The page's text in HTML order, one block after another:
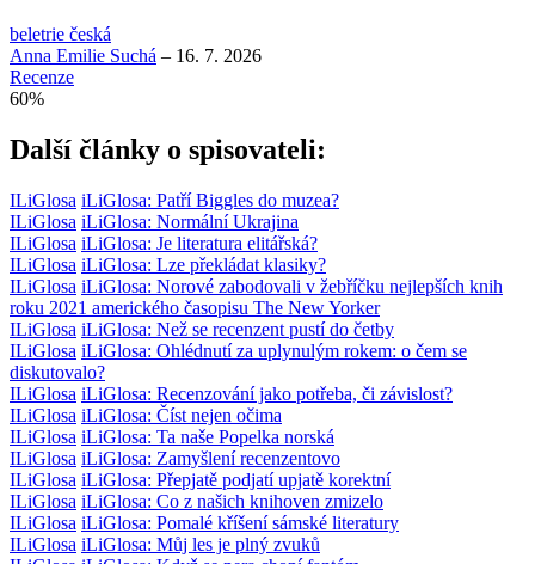
beletrie česká
Anna Emilie Suchá – 16. 7. 2026
Recenze
60%
Další články o spisovateli:
ILiGlosa iLiGlosa: Patří Biggles do muzea?
ILiGlosa iLiGlosa: Normální Ukrajina
ILiGlosa iLiGlosa: Je literatura elitářská?
ILiGlosa iLiGlosa: Lze překládat klasiky?
ILiGlosa iLiGlosa: Norové zabodovali v žebříčku nejlepších knih
roku 2021 amerického časopisu The New Yorker
ILiGlosa iLiGlosa: Než se recenzent pustí do četby
ILiGlosa iLiGlosa: Ohlédnutí za uplynulým rokem: o čem se
diskutovalo?
ILiGlosa iLiGlosa: Recenzování jako potřeba, či závislost?
ILiGlosa iLiGlosa: Číst nejen očima
ILiGlosa iLiGlosa: Ta naše Popelka norská
ILiGlosa iLiGlosa: Zamyšlení recenzentovo
ILiGlosa iLiGlosa: Přepjatě podjatí upjatě korektní
ILiGlosa iLiGlosa: Co z našich knihoven zmizelo
ILiGlosa iLiGlosa: Pomalé kříšení sámské literatury
ILiGlosa iLiGlosa: Můj les je plný zvuků